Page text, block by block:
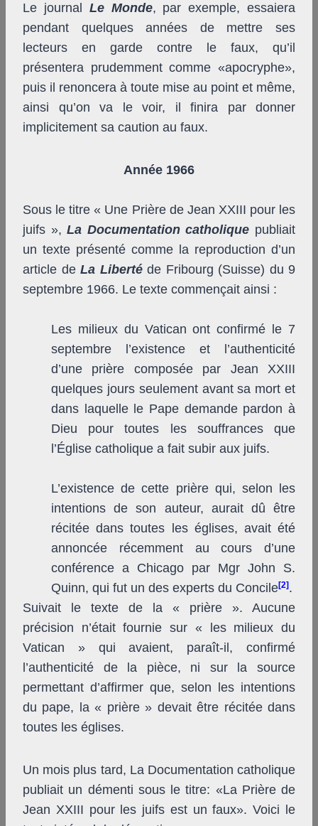
Le journal Le Monde, par exemple, essaiera
pendant quelques années de mettre ses
lecteurs en garde contre le faux, qu’il
présentera prudemment comme «apocryphe»,
puis il renoncera à toute mise au point et même,
ainsi qu’on va le voir, il finira par donner
implicitement sa caution au faux.
Année 1966
Sous le titre « Une Prière de Jean XXIII pour les
juifs »,La Documentation catholique publiait
un texte présenté comme la reproduction d’un
article de La Liberté de Fribourg (Suisse) du 9
septembre 1966. Le texte commençait ainsi :
Les milieux du Vatican ont confirmé le 7
septembre l’existence et l’authenticité
d’une prière composée par Jean XXIII
quelques jours seulement avant sa mort et
dans laquelle le Pape demande pardon à
Dieu pour toutes les souffrances que
l’Église catholique a fait subir aux juifs.
L’existence de cette prière qui, selon les
intentions de son auteur, aurait dû être
récitée dans toutes les églises, avait été
annoncée récemment au cours d’une
conférence a Chicago par Mgr John S.
Quinn, qui fut un des experts du Concile[2] .
Suivait le texte de la « prière ». Aucune
précision n’était fournie sur « les milieux du
Vatican » qui avaient, paraît-il, confirmé
l’authenticité de la pièce, ni sur la source
permettant d’affirmer que, selon les intentions
du pape, la « prière » devait être récitée dans
toutes les églises.
Un mois plus tard, La Documentation catholique
publiait un démenti sous le titre: «La Prière de
Jean XXIII pour les juifs est un faux». Voici le